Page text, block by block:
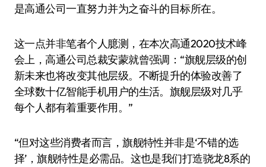
是高通公司一直努力并为之奋斗的目标所在。
这一点并非笔者个人臆测，在本次高通2020技术峰
会上，高通公司总裁安蒙就曾强调：“旗舰层级的创
新未来也将改变其他层级。不断提升的体验改善了
全球数十亿智能手机用户的生活。旗舰层级对几乎
每个人都有着重要作用。”
“但对这些消费者而言，旗舰特性并非是‘不错的选
择’，旗舰特性是必需品。这也是我们打造骁龙8系的